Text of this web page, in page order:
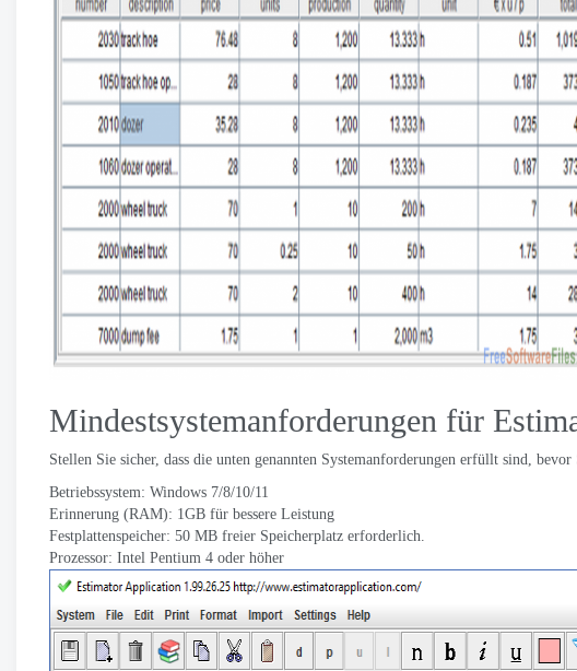
Mindestsystemanforderungen für
Stellen Sie sicher, dass die unten genannten Systemanforderungen erfüllt sind,
Betriebssystem: Windows 7/8/10/11
Erinnerung (RAM): 1GB für bessere Leistung
Festplattenspeicher: 50 MB freier Speicherplatz erforderlich.
Prozessor: Intel Pentium 4 oder höher